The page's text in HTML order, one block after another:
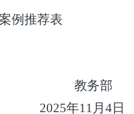
例推荐表
教务部
2025年11月4日